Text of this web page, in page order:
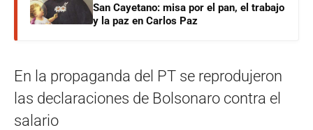
San Cayetano: misa por el pan, el trabajo
y la paz en Carlos Paz
En la propaganda del PT se reprodujeron
las declaraciones de Bolsonaro contra el
salario